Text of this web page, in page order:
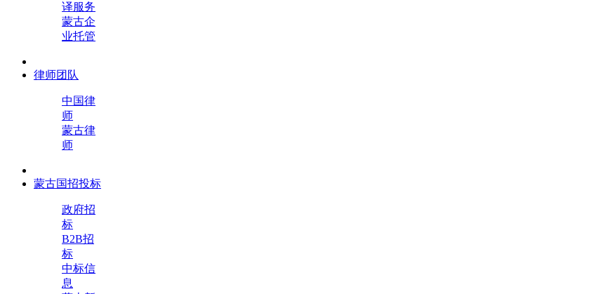
译服务
蒙古企
业托管
律师团队
中国律
师
蒙古律
师
蒙古国招投标
政府招
标
B2B招
标
中标信
息